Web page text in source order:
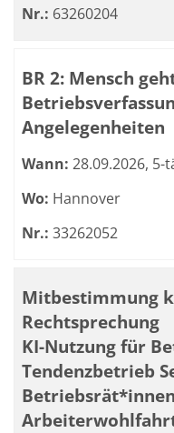
Nr.: 63260204
BR 2: Mensch
Angelegenheiten
Wann: 28.09.2026, 5-
Wo: Hannover
Nr.: 33262052
Mitbestimmung
Rechtsprechung
KI-Nutzung für
Tendenzbetrieb